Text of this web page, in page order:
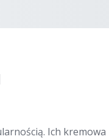
Ich kremowa